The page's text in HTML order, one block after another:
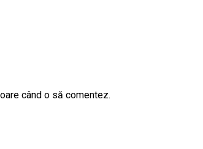
când o să comentez.